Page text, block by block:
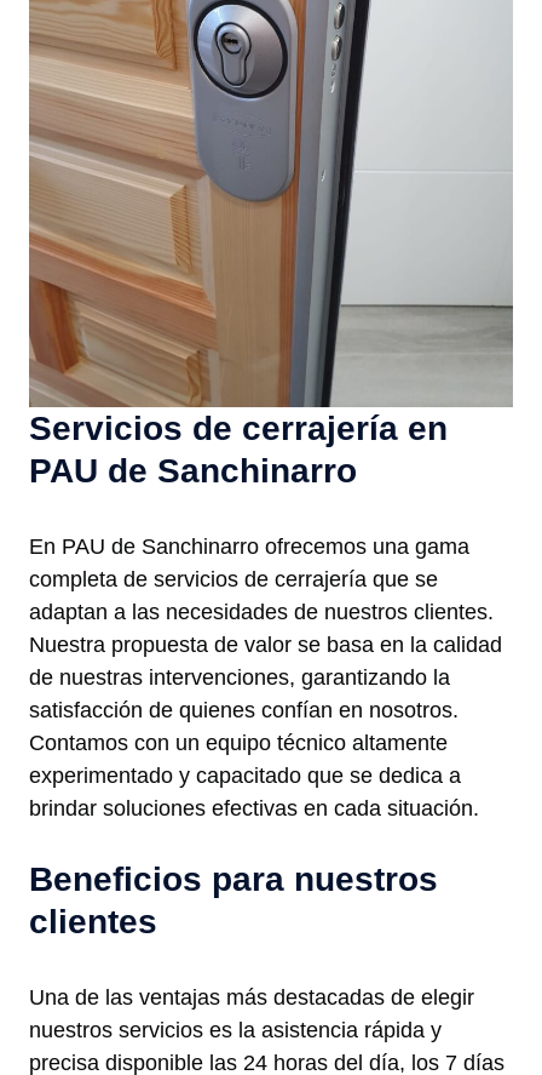
Servicios de cerrajería en
PAU de Sanchinarro
En PAU de Sanchinarro ofrecemos una gama
completa de servicios de cerrajería que se
adaptan a las necesidades de nuestros clientes.
Nuestra propuesta de valor se basa en la calidad
de nuestras intervenciones, garantizando la
satisfacción de quienes confían en nosotros.
Contamos con un equipo técnico altamente
experimentado y capacitado que se dedica a
brindar soluciones efectivas en cada situación.
Beneficios para nuestros
clientes
Una de las ventajas más destacadas de elegir
nuestros servicios es la asistencia rápida y
precisa disponible las 24 horas del día, los 7 días